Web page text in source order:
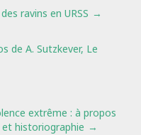
ravins en URSS
de A. Sutzkever, Le
extrême : à propos
historiographie